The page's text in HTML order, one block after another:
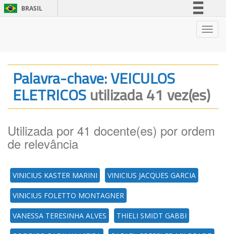
BRASIL
Legislação
Canais
Palavra-chave: VEICULOS
ELETRICOSutilizada 41 vez(es)
Utilizada por 41 docente(es) por ordem
de relevância
VINICIUS KASTER MARINI VINICIUS JACQUES GARCIA
VINICIUS FOLETTO MONTAGNER
VANESSA TERESINHA ALVES THIELI SMIDT GABBI